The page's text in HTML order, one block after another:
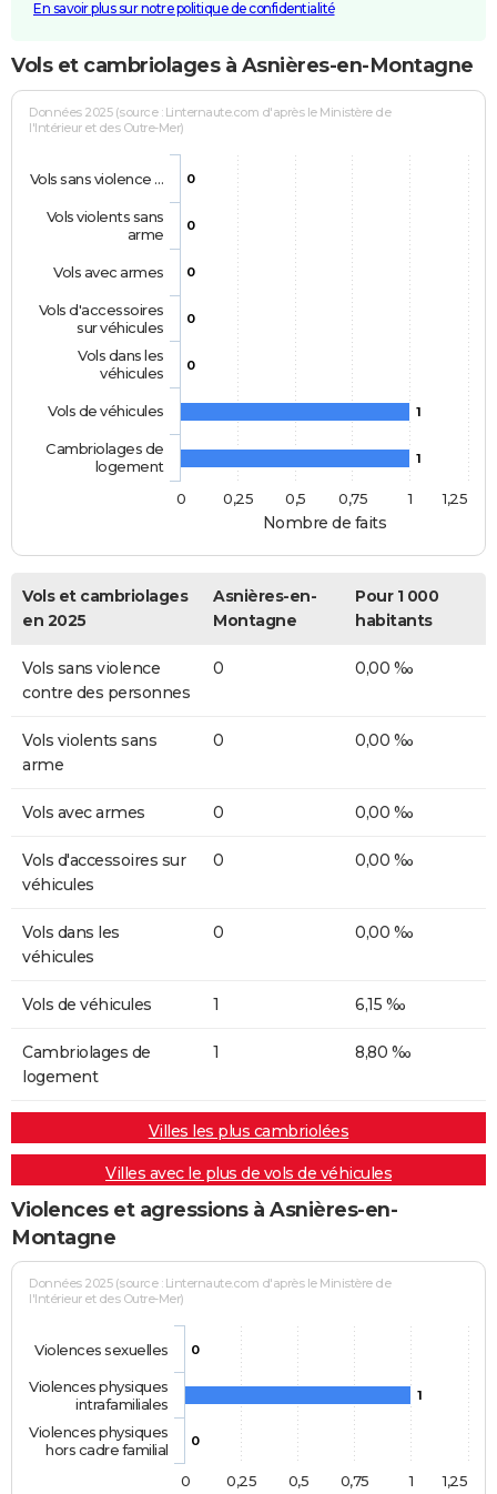
En savoir plus sur notre politique de confidentialité
Vols et cambriolages à Asnières-en-Montagne
Nombre de faits
Données 2025 (source : Linternaute.com d'après le Ministère de
l'Intérieur et des Outre-Mer)
0
0
0
0
0
1
1
Vols sans violence …
Vols violents sans
arme
Vols avec armes
Vols d'accessoires
sur véhicules
Vols dans les
véhicules
Vols de véhicules
Cambriolages de
logement
0
1
0,25 0,5 0,75 1,25
Vols et cambriolages
en 2025
Asnières-en-
Montagne
Pour 1 000
habitants
Vols sans violence
contre des personnes
0 0,00 ‰
Vols violents sans
arme
0 0,00 ‰
Vols avec armes 0 0,00 ‰
Vols d'accessoires sur
véhicules
0 0,00 ‰
Vols dans les
véhicules
0 0,00 ‰
Vols de véhicules 1 6,15 ‰
Cambriolages de
logement
1 8,80 ‰
Villes les plus cambriolées
Villes avec le plus de vols de véhicules
Violences et agressions à Asnières-en-
Montagne
Données 2025 (source : Linternaute.com d'après le Ministère de
l'Intérieur et des Outre-Mer)
0
1
0
Violences sexuelles
Violences physiques
intrafamiliales
Violences physiques
hors cadre familial
0
1
0,25 0,5 0,75 1,25